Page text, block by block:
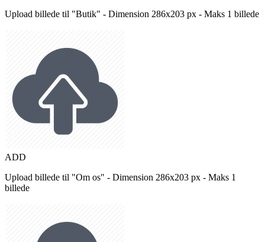
Upload billede til "Butik" - Dimension 286x203 px - Maks 1 billede
ADD
Upload billede til "Om os" - Dimension 286x203 px - Maks 1
billede